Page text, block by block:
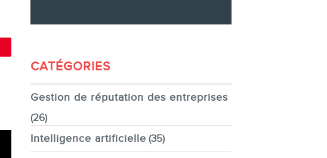
CATÉGORIES
Gestion de réputation des entreprises
(26)
Intelligence artificielle (35)